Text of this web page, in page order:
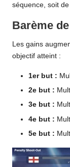
séquence, soit
Barème
Les gains
objectif atteint :
1er but :
2e but :
3e but :
4e but :
5e but :